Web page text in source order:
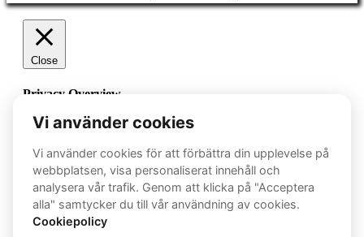
Close
Privacy Overview
This website uses cookies to improve your experience while
cookies that are categorized as necessary are stored on your
browser as they are essential for the working of basic
functionalities of the website. We also use third-party cookies
that help us analyze and understand how you use this website.
These cookies will be stored in your browser only with your
consent. You also have the option to opt-out of these cookies.